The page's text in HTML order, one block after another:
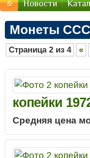
Новости
Монеты
Страница 2 из 4 «
копейки
Средняя цена